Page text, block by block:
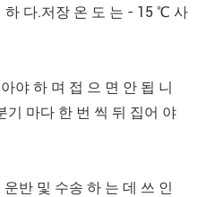
하 다.저장 온 도 는 - 15 ℃ 사
야 하 며 접 으 면 안 됩 니
기 마다 한 번 씩 뒤 집어 야
운반 및 수송 하 는 데 쓰 인